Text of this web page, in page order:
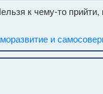
к чему-то прийти,
и